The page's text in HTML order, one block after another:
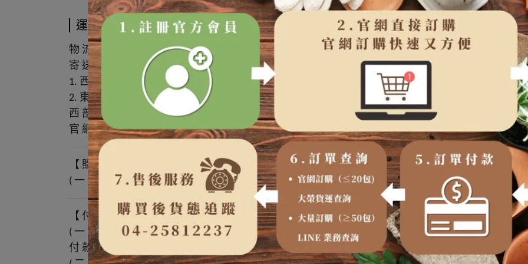
運送方式
物 流 公 貨 運
寄 送 範 前 僅 寄 送 台 灣 若 欲 訂 偏 鄉 地 區,請 於LINE 訂
1. 西 部 運 一 包165 元
2. 東 部 運 費 225元
西 部 地 包 以 上 免 運 區 運
官 網 限 購 物20包,若 需 購 買20包 以 上,請 於LINE官 方 帳 號 訂 購。
【 購 物
( 一 ).官 網 購 買 (二 ).於LINE 官 方 帳 號 訂 購 ( 三).自 取
【 付 款 規 則 】
( 一 ).官 購 買:採 先 付 款 後 出 貨 沒 有 提 貨 到 付 款
付 款 方